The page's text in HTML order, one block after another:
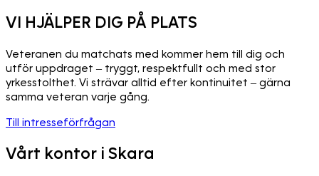
VI HJÄLPER DIG PÅ PLATS
Veteranen du matchats med kommer hem till dig och
utför uppdraget – tryggt, respektfullt och med stor
yrkesstolthet. Vi strävar alltid efter kontinuitet – gärna
samma veteran varje gång.
Till intresseförfrågan
Vårt kontor i Skara